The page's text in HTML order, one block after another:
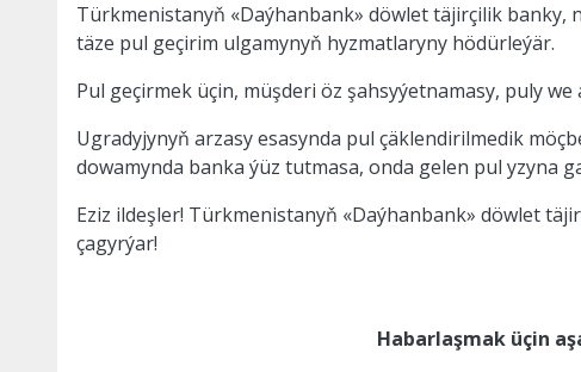
Türkmenistanyň «Daýhanbank» döwlet täjirçilik
täze pul geçirim ulgamynyň hyzmatlaryny hödürleýär.
Pul geçirmek üçin, müşderi öz şahsyýetnamasy, puly
Ugradyjynyň arzasy esasynda pul çäklendirilmedik
dowamynda banka ýüz tutmasa, onda gelen pul yzyna
Eziz ildeşler! Türkmenistanyň «Daýhanbank» döwlet
çagyrýar!
Habarlaşmak üçin